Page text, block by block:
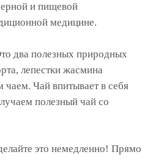
и пищевой
медицине.
два полезных природных
лепестки жасмина
Чай впитывает в себя
полезный чай со
это немедленно! Прямо